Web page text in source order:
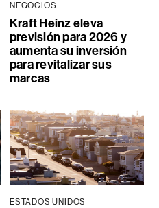
NEGOCIOS
Kraft Heinz eleva
previsión para 2026 y
aumenta su inversión
para revitalizar sus
marcas
ESTADOS UNIDOS